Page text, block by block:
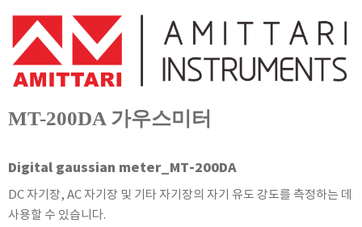
IMV
INFICON
INSMARK
IRROMETER
JFE Advantech
KETT
KORNO
KYORITSU
MT-200DA 가우스미터
Digital gaussian meter_MT-200DA
DC 자기장, AC 자기장 및 기타 자기장의 자기 유도 강도를 측정하는 데
사용할 수 있습니다.